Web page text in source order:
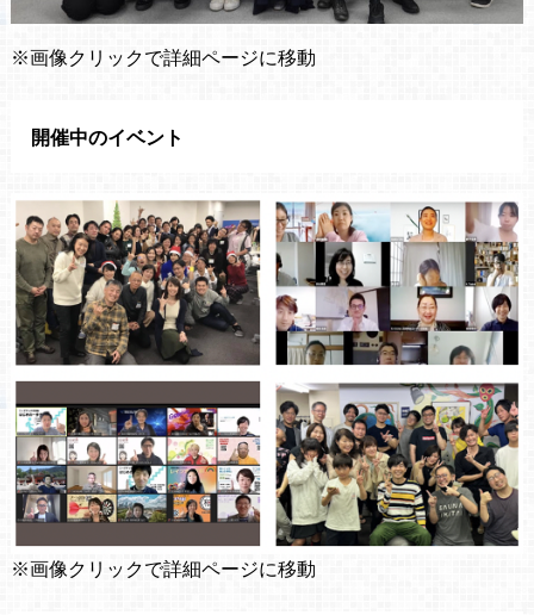
※画像クリックで詳細ページに移動
開催中のイベント
※画像クリックで詳細ページに移動